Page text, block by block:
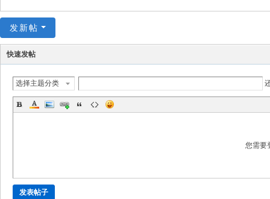
发新帖
快速发帖
选择主题分类
您需要
发表帖子